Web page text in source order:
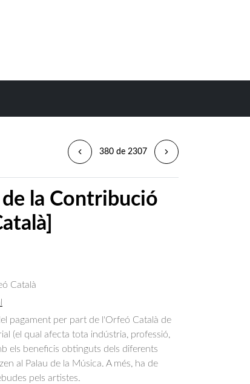
380 de 2307
de la Contribució
Català
pagament per part de l'Orfeó Català de
(el qual afecta tota indústria, professió,
els beneficis obtinguts dels diferents
al Palau de la Música. A més, ha de
pels artistes.